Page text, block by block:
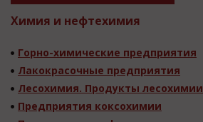
Химия и нефтехимия
Горно-химические предприятия
Лакокрасочные предприятия
Лесохимия. Продукты лесохимии
Предприятия коксохимии